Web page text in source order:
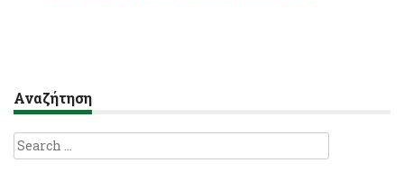
Αναζήτηση
Search
for: